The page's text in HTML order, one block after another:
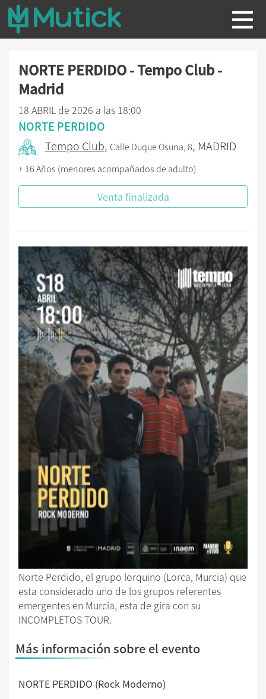
NORTE PERDIDO - Tempo Club -
Madrid
18 ABRIL de 2026 a las 18:00
NORTE PERDIDO
Tempo Club, Calle Duque Osuna, 8, MADRID
+ 16 Años (menores acompañados de adulto)
Venta finalizada
Norte Perdido, el grupo lorquino (Lorca, Murcia) que
esta considerado uno de los grupos referentes
emergentes en Murcia, esta de gira con su
INCOMPLETOS TOUR.
Más información sobre el evento
NORTE PERDIDO (Rock Moderno)